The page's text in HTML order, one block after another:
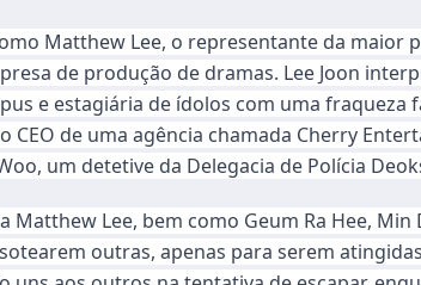
Matthew Lee, o representante da
de produção de dramas. Lee Joon
e estagiária de ídolos com uma fraqueza
CEO de uma agência chamada Cherry
um detetive da Delegacia de Polícia
Lee, bem como Geum Ra Hee, Min
outras, apenas para serem